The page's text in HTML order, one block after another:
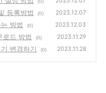
(0)
가비아에서 서브 도메인 설정 및 등록방법 (0) 2023.12.07
방법 (0) 2023.12.03
로드 방법 (0) 2023.11.29
변경하기 (0) 2023.11.28